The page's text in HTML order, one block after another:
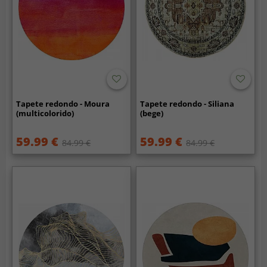
Tapete redondo - Moura
(multicolorido)
59.99 € 84.99 €
Tapete redondo - Siliana
(bege)
59.99 € 84.99 €